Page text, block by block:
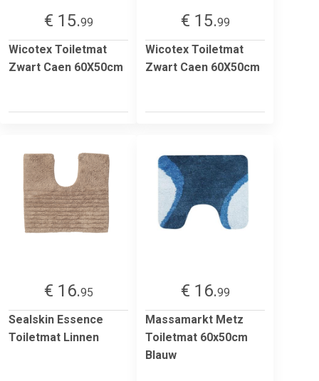
€ 15.99
Wicotex Toiletmat
Zwart Caen 60X50cm
€ 15.99
Wicotex Toiletmat
Zwart Caen 60X50cm
€ 16.95
Sealskin Essence
Toiletmat Linnen
€ 16.99
Massamarkt Metz
Toiletmat 60x50cm
Blauw